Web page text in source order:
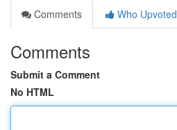
Comments
Who Upvoted
Comments
Submit a Comment
No HTML